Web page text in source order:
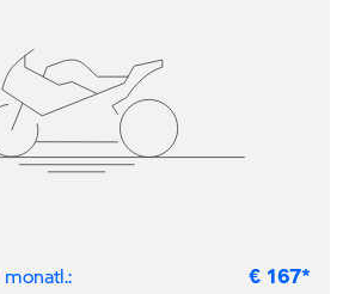
€ 167*